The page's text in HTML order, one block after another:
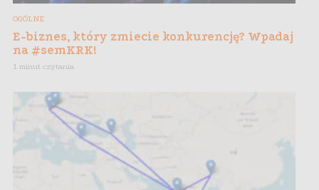
OGÓLNE
E-biznes, który zmiecie konkurencję? Wpadaj
na #semKRK!
1 minut czytania